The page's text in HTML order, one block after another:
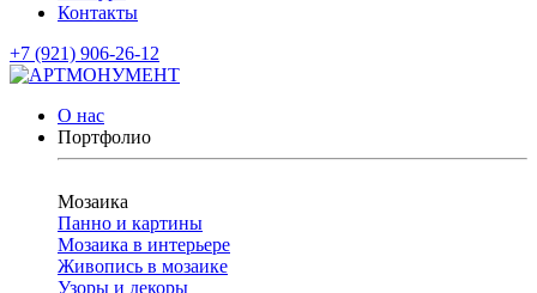
Контакты
+7 (921) 906-26-12
О нас
Портфолио
Мозаика
Панно и картины
Мозаика в интерьере
Живопись в мозаике
Узоры и декоры